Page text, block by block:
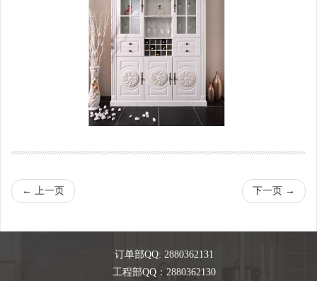
← 上一页 下一页 →
订单部QQ: 2880362131
工程部QQ：2880362130